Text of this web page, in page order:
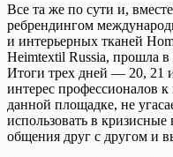
Все та же по сути и,
ребрендингом
и интерьерных тканей
Heimtextil Russia, прошла
Итоги трех дней — 20, 21
интерес профессионалов
данной площадке, не
использовать в
общения друг с другом и